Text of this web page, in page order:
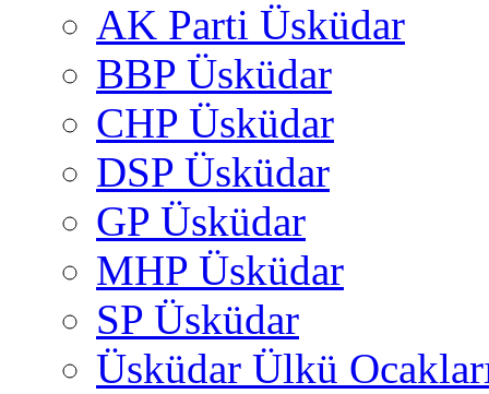
AK Parti Üsküdar
BBP Üsküdar
CHP Üsküdar
DSP Üsküdar
GP Üsküdar
MHP Üsküdar
SP Üsküdar
Üsküdar Ülkü